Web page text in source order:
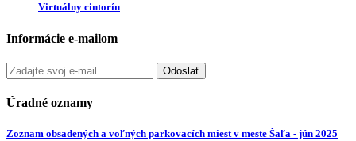
Virtuálny cintorín
Informácie e-mailom
Odoslať
Úradné oznamy
Zoznam obsadených a voľných parkovacích miest v meste Šaľa - jún 2025